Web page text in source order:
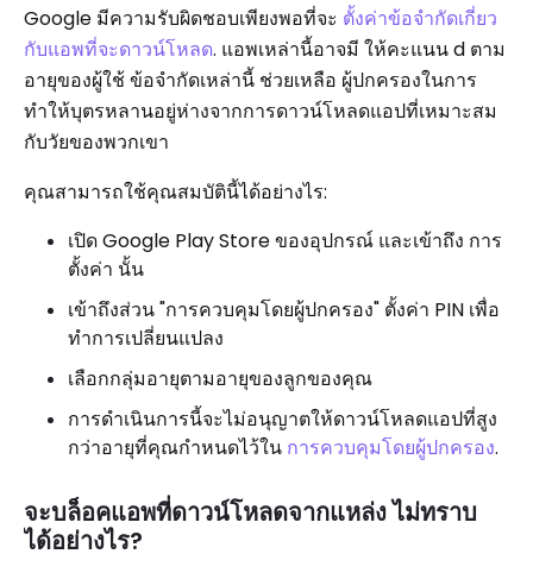
Google มีความรับผิดชอบเพียงพอที่จะ ตั้งค่าข้อจำกัดเกี่ยว
กับแอพที่จะดาวน์โหลด. แอพเหล่านี้อาจมี ให้คะแนน d ตาม
อายุของผู้ใช้ ข้อจำกัดเหล่านี้ ช่วยเหลือ ผู้ปกครองในการ
ทำให้บุตรหลานอยู่ห่างจากการดาวน์โหลดแอปที่เหมาะสม
กับวัยของพวกเขา
คุณสามารถใช้คุณสมบัตินี้ได้อย่างไร:
เปิด Google Play Store ของอุปกรณ์ และเข้าถึง การ
ตั้งค่า นั้น
เข้าถึงส่วน "การควบคุมโดยผู้ปกครอง" ตั้งค่า PIN เพื่อ
ทำการเปลี่ยนแปลง
เลือกกลุ่มอายุตามอายุของลูกของคุณ
การดำเนินการนี้จะไม่อนุญาตให้ดาวน์โหลดแอปที่สูง
กว่าอายุที่คุณกำหนดไว้ใน การควบคุมโดยผู้ปกครอง.
จะบล็อคแอพที่ดาวน์โหลดจากแหล่ง ไม่ทราบ
ได้อย่างไร?